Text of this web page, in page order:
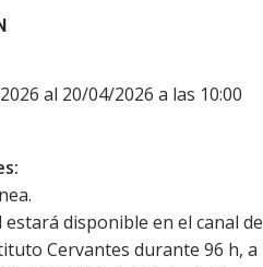
al 20/04/2026 a las 10:00
estará disponible en el canal de
Cervantes durante 96 h, a